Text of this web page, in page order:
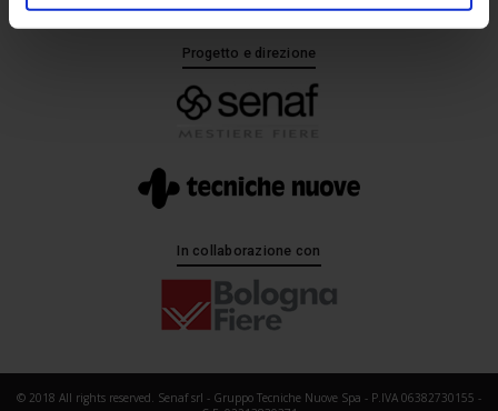
Progetto e direzione
In collaborazione con
© 2018 All rights reserved. Senaf srl - Gruppo Tecniche Nuove Spa - P.IVA 06382730155 -